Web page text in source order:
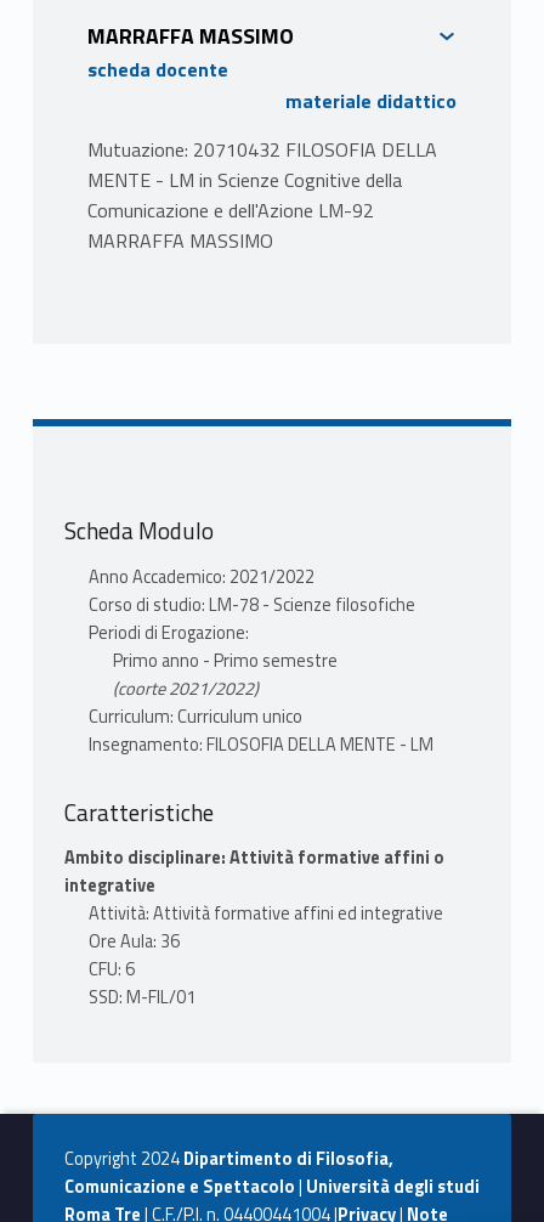
MARRAFFA MASSIMO
scheda docente
materiale didattico
Mutuazione: 20710432 FILOSOFIA DELLA
MENTE - LM in Scienze Cognitive della
Comunicazione e dell'Azione LM-92
MARRAFFA MASSIMO
quale fondamento teorico della scienza
allo studio della coscienza in neuroscienza
cognitiva (Dehaene) e allo studio della
confabulazione in psicologia sociale
(Wegner).
M. Di Francesco, M. Marraffa, A. Tomasetta
pensiero - Carocci, Roma 2021 (seconda
edizione).
S. Dehaene - Coscienza e cervello - Cortina,
Milano 2014.
D. Wegner - L'illusione della volontà
prolungamento dell’emergenza sanitaria da
COVID-19 saranno recepite le disposizioni
Scheda Modulo
Anno Accademico: 2021/2022
Corso di studio: LM-78 - Scienze filosofiche
Periodi di Erogazione:
Primo anno - Primo semestre
(coorte 2021/2022)
Curriculum: Curriculum unico
Insegnamento: FILOSOFIA DELLA MENTE - LM
Caratteristiche
Ambito disciplinare: Attività formative affini o
integrative
Attività: Attività formative affini ed integrative
Ore Aula: 36
CFU: 6
SSD: M-FIL/01
Copyright 2024Dipartimento di Filosofia,
Comunicazione e Spettacolo| Università degli studi
Roma Tre| C.F./P.I. n. 04400441004 |Privacy| Note